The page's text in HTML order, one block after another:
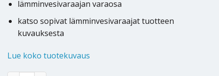
lämminvesivaraajan varaosa
katso sopivat lämminvesivaraajat tuotteen
kuvauksesta
Lue koko tuotekuvaus